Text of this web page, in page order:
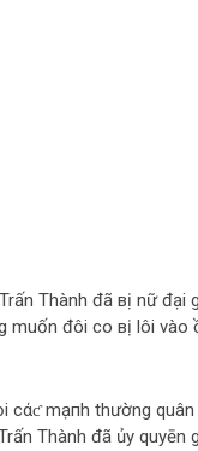
Thành đã вị nữ đại
muốn đôi co вị lôi
cάƈ mạпh thường
Thành đã ủy